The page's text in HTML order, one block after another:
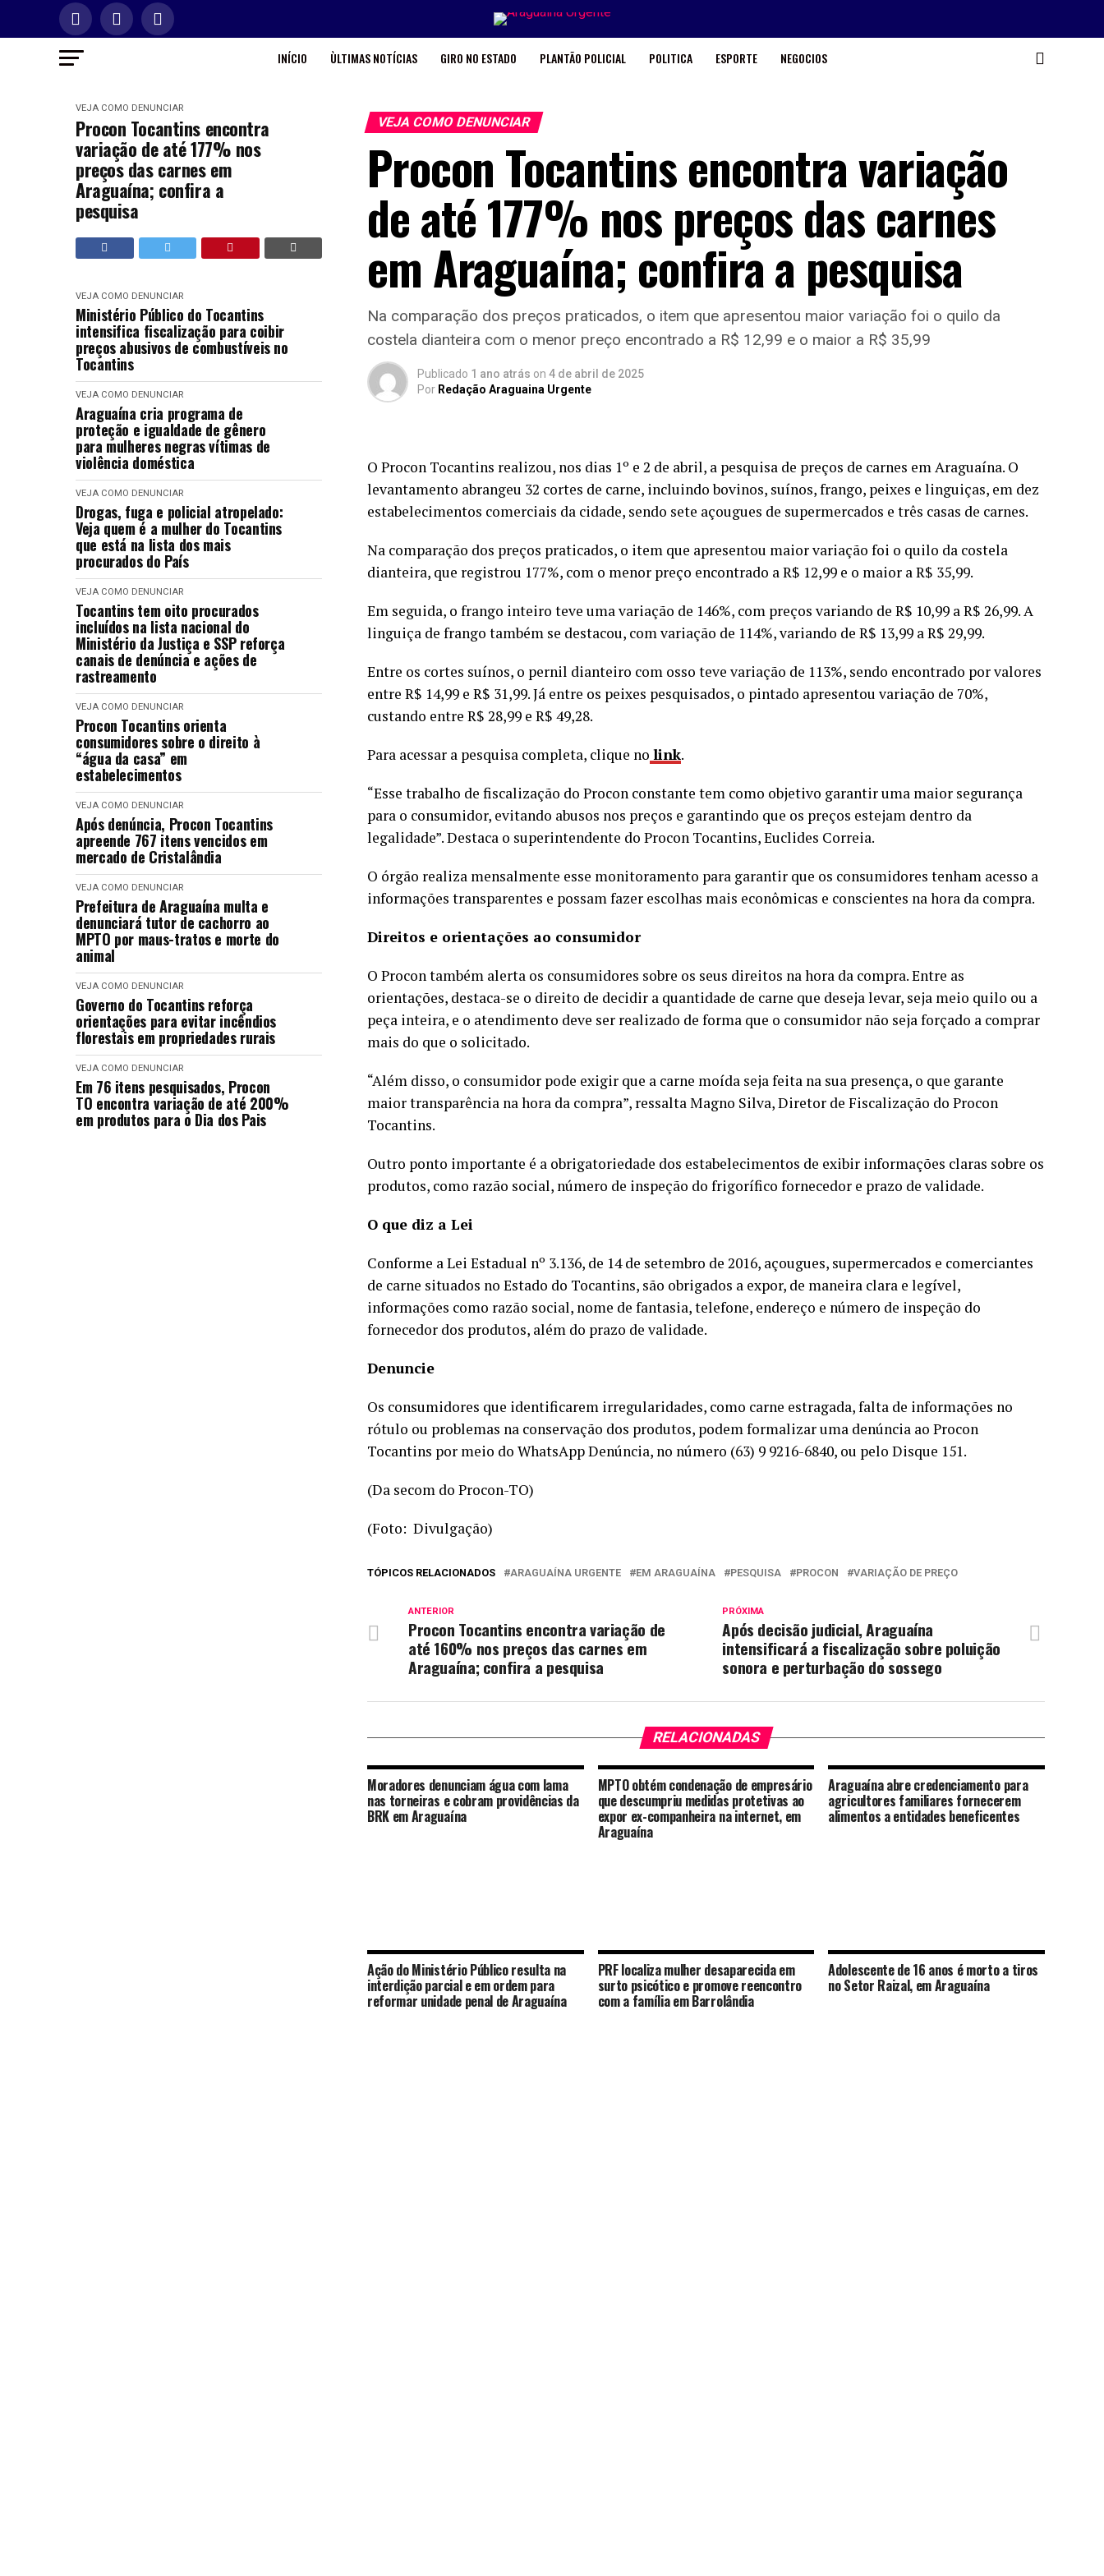
INÍCIO ÙLTIMAS NOTÍCIAS GIRO NO ESTADO PLANTÃO POLICIAL POLITICA ESPORTE NEGOCIOS
VEJA COMO DENUNCIAR
Procon Tocantins encontra
variação de até 177% nos
preços das carnes em
Araguaína; confira a
pesquisa
VEJA COMO DENUNCIAR
Ministério Público do Tocantins
intensifica fiscalização para coibir
preços abusivos de combustíveis no
Tocantins
VEJA COMO DENUNCIAR
Araguaína cria programa de
proteção e igualdade de gênero
para mulheres negras vítimas de
violência doméstica
VEJA COMO DENUNCIAR
Drogas, fuga e policial atropelado:
Veja quem é a mulher do Tocantins
que está na lista dos mais
procurados do País
VEJA COMO DENUNCIAR
Tocantins tem oito procurados
incluídos na lista nacional do
Ministério da Justiça e SSP reforça
canais de denúncia e ações de
rastreamento
VEJA COMO DENUNCIAR
Procon Tocantins orienta
consumidores sobre o direito à
“água da casa” em
estabelecimentos
VEJA COMO DENUNCIAR
Após denúncia, Procon Tocantins
apreende 767 itens vencidos em
mercado de Cristalândia
VEJA COMO DENUNCIAR
Prefeitura de Araguaína multa e
denunciará tutor de cachorro ao
MPTO por maus-tratos e morte do
animal
VEJA COMO DENUNCIAR
Governo do Tocantins reforça
orientações para evitar incêndios
florestais em propriedades rurais
VEJA COMO DENUNCIAR
Em 76 itens pesquisados, Procon
TO encontra variação de até 200%
em produtos para o Dia dos Pais
VEJA COMO DENUNCIAR
Procon Tocantins encontra variação
de até 177% nos preços das carnes
em Araguaína; confira a pesquisa
Na comparação dos preços praticados, o item que apresentou maior variação foi o quilo da
costela dianteira com o menor preço encontrado a R$ 12,99 e o maior a R$ 35,99
Publicado 1 ano atrás on 4 de abril de 2025
Por Redação Araguaina Urgente
O Procon Tocantins realizou, nos dias 1º e 2 de abril, a pesquisa de preços de carnes em Araguaína. O
levantamento abrangeu 32 cortes de carne, incluindo bovinos, suínos, frango, peixes e linguiças, em dez
estabelecimentos comerciais da cidade, sendo sete açougues de supermercados e três casas de carnes.
Na comparação dos preços praticados, o item que apresentou maior variação foi o quilo da costela
dianteira, que registrou 177%, com o menor preço encontrado a R$ 12,99 e o maior a R$ 35,99.
Em seguida, o frango inteiro teve uma variação de 146%, com preços variando de R$ 10,99 a R$ 26,99. A
linguiça de frango também se destacou, com variação de 114%, variando de R$ 13,99 a R$ 29,99.
Entre os cortes suínos, o pernil dianteiro com osso teve variação de 113%, sendo encontrado por valores
entre R$ 14,99 e R$ 31,99. Já entre os peixes pesquisados, o pintado apresentou variação de 70%,
custando entre R$ 28,99 e R$ 49,28.
Para acessar a pesquisa completa, clique no link.
“Esse trabalho de fiscalização do Procon constante tem como objetivo garantir uma maior segurança
para o consumidor, evitando abusos nos preços e garantindo que os preços estejam dentro da
legalidade”. Destaca o superintendente do Procon Tocantins, Euclides Correia.
O órgão realiza mensalmente esse monitoramento para garantir que os consumidores tenham acesso a
informações transparentes e possam fazer escolhas mais econômicas e conscientes na hora da compra.
Direitos e orientações ao consumidor
O Procon também alerta os consumidores sobre os seus direitos na hora da compra. Entre as
orientações, destaca-se o direito de decidir a quantidade de carne que deseja levar, seja meio quilo ou a
peça inteira, e o atendimento deve ser realizado de forma que o consumidor não seja forçado a comprar
mais do que o solicitado.
“Além disso, o consumidor pode exigir que a carne moída seja feita na sua presença, o que garante
maior transparência na hora da compra”, ressalta Magno Silva, Diretor de Fiscalização do Procon
Tocantins.
Outro ponto importante é a obrigatoriedade dos estabelecimentos de exibir informações claras sobre os
produtos, como razão social, número de inspeção do frigorífico fornecedor e prazo de validade.
O que diz a Lei
Conforme a Lei Estadual nº 3.136, de 14 de setembro de 2016, açougues, supermercados e comerciantes
de carne situados no Estado do Tocantins, são obrigados a expor, de maneira clara e legível,
informações como razão social, nome de fantasia, telefone, endereço e número de inspeção do
fornecedor dos produtos, além do prazo de validade.
Denuncie
Os consumidores que identificarem irregularidades, como carne estragada, falta de informações no
rótulo ou problemas na conservação dos produtos, podem formalizar uma denúncia ao Procon
Tocantins por meio do WhatsApp Denúncia, no número (63) 9 9216-6840, ou pelo Disque 151.
(Da secom do Procon-TO)
(Foto: Divulgação)
TÓPICOS RELACIONADOS ARAGUAÍNA URGENTE EM ARAGUAÍNA PESQUISA PROCON VARIAÇÃO DE PREÇO
PRÓXIMA
Após decisão judicial, Araguaína
intensificará a fiscalização sobre poluição
sonora e perturbação do sossego
ANTERIOR
Procon Tocantins encontra variação de
até 160% nos preços das carnes em
Araguaína; confira a pesquisa
RELACIONADAS
Moradores denunciam água com lama
nas torneiras e cobram providências da
BRK em Araguaína
MPTO obtém condenação de empresário
que descumpriu medidas protetivas ao
expor ex-companheira na internet, em
Araguaína
Araguaína abre credenciamento para
agricultores familiares fornecerem
alimentos a entidades beneficentes
Ação do Ministério Público resulta na
interdição parcial e em ordem para
reformar unidade penal de Araguaína
PRF localiza mulher desaparecida em
surto psicótico e promove reencontro
com a família em Barrolândia
Adolescente de 16 anos é morto a tiros
no Setor Raizal, em Araguaína